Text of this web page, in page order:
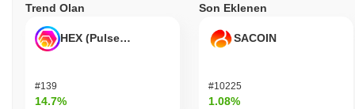
Trend Olan
HEX (Pulsechain)
#139
14.7%
Son Eklenen
SACOIN
#10225
1.08%